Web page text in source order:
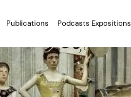
Publications Podcasts Expositions